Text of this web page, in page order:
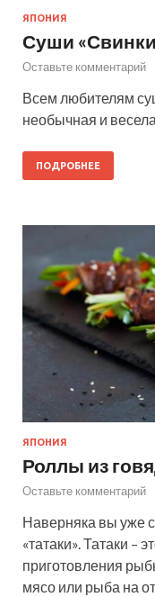
ЯПОНИЯ
Суши
Оставьте комментарий
Всем любителям
необычная и
ПОДРОБНЕЕ
ЯПОНИЯ
Роллы из
Оставьте комментарий
Наверняка вы уже
«татаки». Татаки –
приготовления
мясо или рыба на